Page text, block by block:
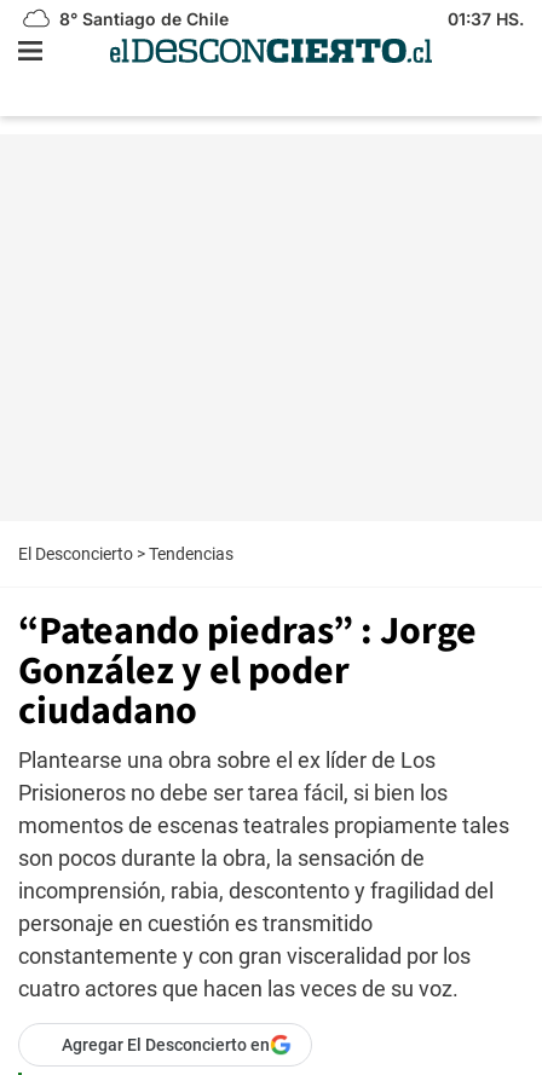
8° Santiago de Chile 01:37 HS.
El Desconcierto >Tendencias
“Pateando piedras” : Jorge
González y el poder
ciudadano
Plantearse una obra sobre el ex líder de Los
Prisioneros no debe ser tarea fácil, si bien los
momentos de escenas teatrales propiamente tales
son pocos durante la obra, la sensación de
incomprensión, rabia, descontento y fragilidad del
personaje en cuestión es transmitido
constantemente y con gran visceralidad por los
cuatro actores que hacen las veces de su voz.
Agregar El Desconcierto en